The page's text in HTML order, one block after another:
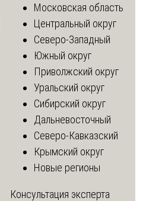
Московская область
Центральный округ
Северо-Западный
Южный округ
Приволжский округ
Уральский округ
Сибирский округ
Дальневосточный
Северо-Кавказский
Крымский округ
Новые регионы
Консультация эксперта